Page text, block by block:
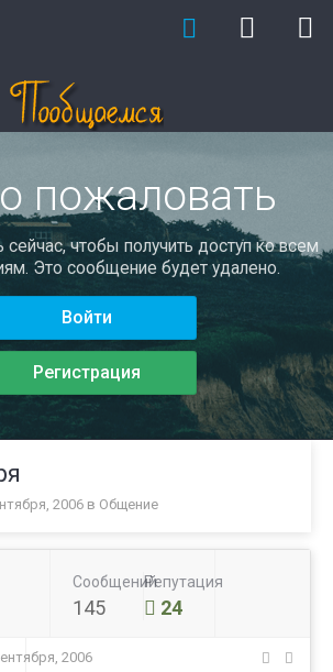
пожаловать
сейчас, чтобы получить доступ ко всем
Это сообщение будет удалено.
Войти
Регистрация
2006 в Общение
Сообщений
145
Репутация
24
2006